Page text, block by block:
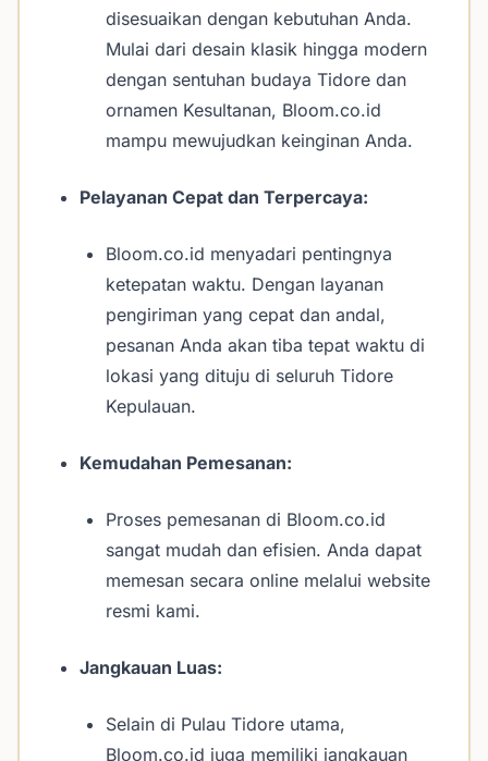
disesuaikan dengan kebutuhan Anda.
Mulai dari desain klasik hingga modern
dengan sentuhan budaya Tidore dan
ornamen Kesultanan, Bloom.co.id
mampu mewujudkan keinginan Anda.
Pelayanan Cepat dan Terpercaya:
Bloom.co.id menyadari pentingnya
ketepatan waktu. Dengan layanan
pengiriman yang cepat dan andal,
pesanan Anda akan tiba tepat waktu di
lokasi yang dituju di seluruh Tidore
Kepulauan.
Kemudahan Pemesanan:
Proses pemesanan di Bloom.co.id
sangat mudah dan efisien. Anda dapat
memesan secara online melalui website
resmi kami.
Jangkauan Luas:
Selain di Pulau Tidore utama,
Bloom.co.id juga memiliki jangkauan